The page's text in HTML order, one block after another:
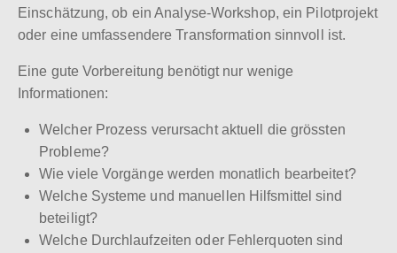
Einschätzung, ob ein Analyse-Workshop, ein Pilotprojekt
oder eine umfassendere Transformation sinnvoll ist.
Eine gute Vorbereitung benötigt nur wenige
Informationen:
Welcher Prozess verursacht aktuell die grössten
Probleme?
Wie viele Vorgänge werden monatlich bearbeitet?
Welche Systeme und manuellen Hilfsmittel sind
beteiligt?
Welche Durchlaufzeiten oder Fehlerquoten sind